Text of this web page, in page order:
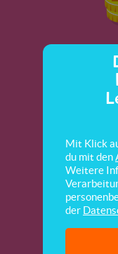
Mit Klick
du mit den
Weitere
der